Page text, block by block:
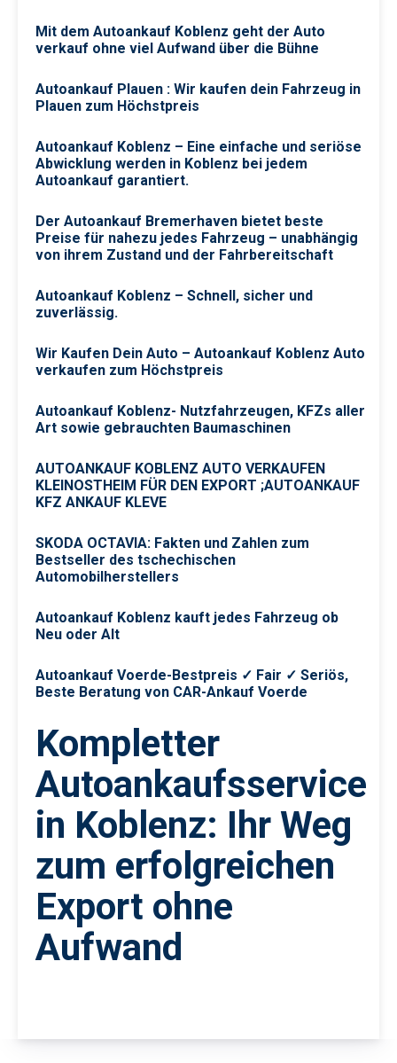
Mit dem Autoankauf Koblenz geht der Auto
verkauf ohne viel Aufwand über die Bühne
Autoankauf Plauen : Wir kaufen dein Fahrzeug in
Plauen zum Höchstpreis
Autoankauf Koblenz – Eine einfache und seriöse
Abwicklung werden in Koblenz bei jedem
Autoankauf garantiert.
Der Autoankauf Bremerhaven bietet beste
Preise für nahezu jedes Fahrzeug – unabhängig
von ihrem Zustand und der Fahrbereitschaft
Autoankauf Koblenz – Schnell, sicher und
zuverlässig.
Wir Kaufen Dein Auto – Autoankauf Koblenz Auto
verkaufen zum Höchstpreis
Autoankauf Koblenz- Nutzfahrzeugen, KFZs aller
Art sowie gebrauchten Baumaschinen
AUTOANKAUF KOBLENZ AUTO VERKAUFEN
KLEINOSTHEIM FÜR DEN EXPORT ;AUTOANKAUF
KFZ ANKAUF KLEVE
SKODA OCTAVIA: Fakten und Zahlen zum
Bestseller des tschechischen
Automobilherstellers
Autoankauf Koblenz kauft jedes Fahrzeug ob
Neu oder Alt
Autoankauf Voerde-Bestpreis ✓ Fair ✓ Seriös,
Beste Beratung von CAR-Ankauf Voerde
Kompletter
Autoankaufsservice
in Koblenz: Ihr Weg
zum erfolgreichen
Export ohne
Aufwand